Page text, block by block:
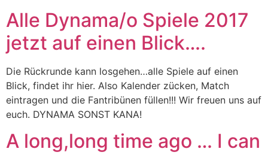
Alle Dynama/o Spiele 2017
jetzt auf einen Blick….
Die Rückrunde kann losgehen…alle Spiele auf einen
Blick, findet ihr hier. Also Kalender zücken, Match
eintragen und die Fantribünen füllen!!! Wir freuen uns auf
euch. DYNAMA SONST KANA!
A long,long time ago … I can